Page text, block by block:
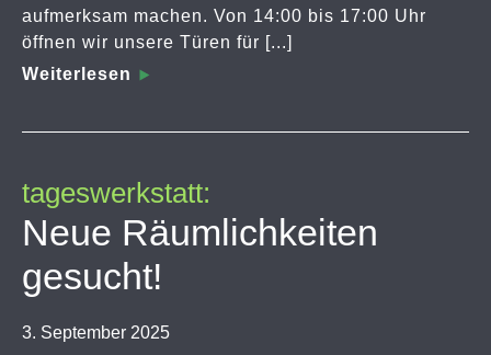
aufmerksam machen. Von 14:00 bis 17:00 Uhr
öffnen wir unsere Türen für [...]
Weiterlesen
tageswerkstatt:
Neue Räumlichkeiten
gesucht!
3. September 2025